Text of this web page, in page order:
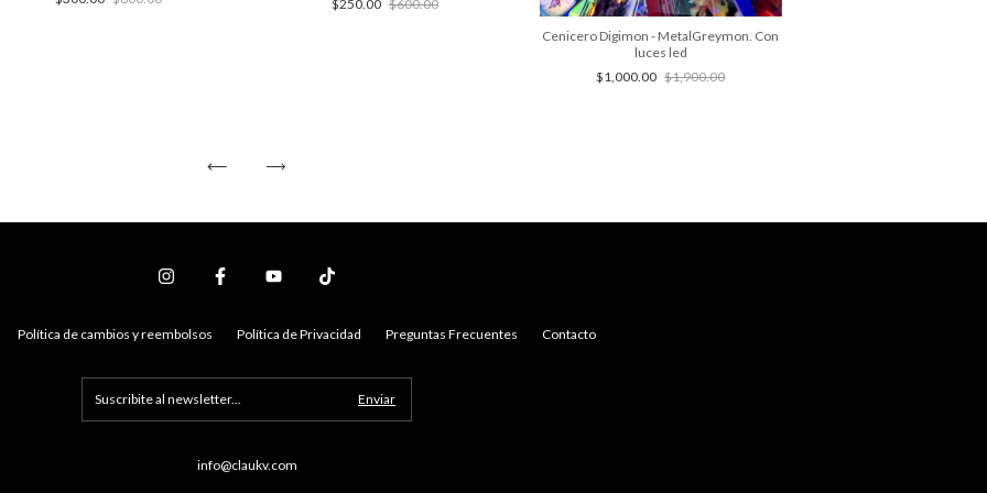
$250.00 $600.00
Cenicero Digimon - MetalGreymon. Con
luces led
$1,000.00 $1,900.00
Política de cambios y reembolsos Política de Privacidad Preguntas Frecuentes Contacto
info@claukv.com